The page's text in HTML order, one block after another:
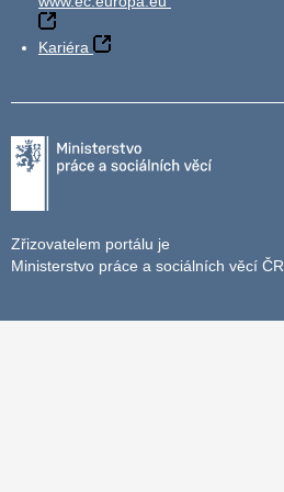
Kariéra
Zřizovatelem portálu je
Ministerstvo práce a sociálních věcí ČR